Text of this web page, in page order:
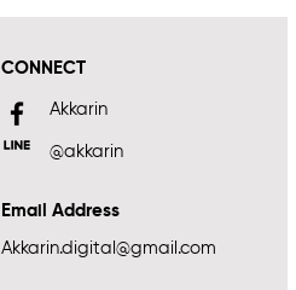
CONNECT
Akkarin
@akkarin
Email Address
Akkarin.digital@gmail.com